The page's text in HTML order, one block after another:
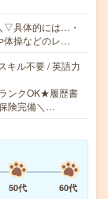
▽具体的には…・
体操などのレ…
キル不要 / 英語力
ンクOK★履歴書
険完備＼…
50代 60代